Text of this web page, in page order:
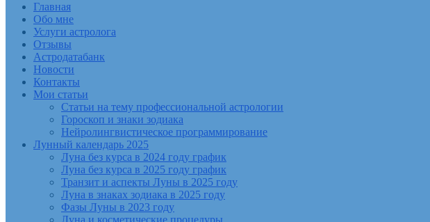
Главная
Обо мне
Услуги астролога
Отзывы
Астродатабанк
Новости
Контакты
Мои статьи
Статьи на тему профессиональной астрологии
Гороскоп и знаки зодиака
Нейролингвистическое программирование
Лунный календарь 2025
Луна без курса в 2024 году график
Луна без курса в 2025 году график
Транзит и аспекты Луны в 2025 году
Луна в знаках зодиака в 2025 году
Фазы Луны в 2023 году
Луна и косметические процедуры